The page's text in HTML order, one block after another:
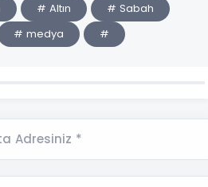
# Altın
# Sabah
# medya #
Adresiniz *